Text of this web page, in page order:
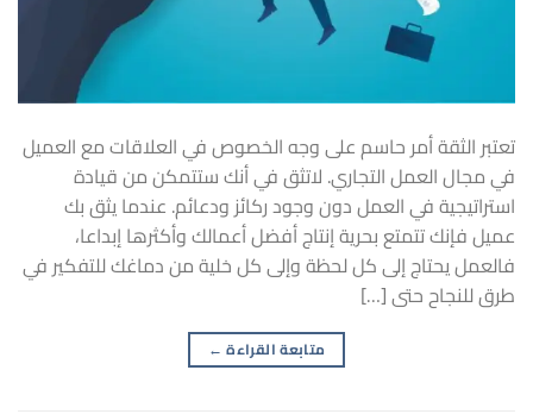
تعتبر الثقة أمر حاسم على وجه الخصوص في العلاقات مع العميل
في مجال العمل التجاري. لاتثق في أنك ستتمكن من قيادة
استراتيجية في العمل دون وجود ركائز ودعائم. عندما يثق بك
عميل فإنك تتمتع بحرية إنتاج أفضل أعمالك وأكثرها إبداعا،
فالعمل يحتاج إلى كل لحظة وإلى كل خلية من دماغك للتفكير في
طرق للنجاح حتى […]
متابعة القراءة ←